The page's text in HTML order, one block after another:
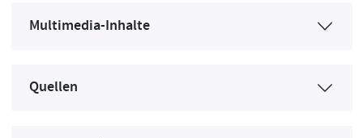
Multimedia-Inhalte
Quellen